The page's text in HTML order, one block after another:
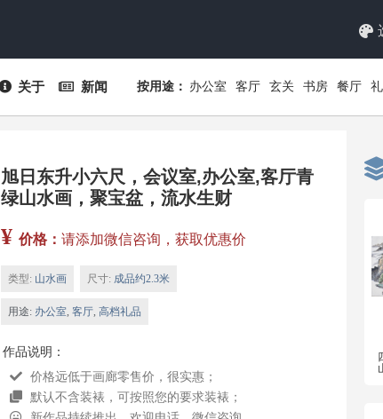
关于 新闻 按用途： 办公室 客厅 玄关 书房 餐厅
旭日东升小六尺，会议室,办公室,客厅青
绿山水画，聚宝盆，流水生财
¥ 价格： 请添加微信咨询，获取优惠价
类型: 山水画 尺寸: 成品约2.3米
用途: 办公室 客厅 高档礼品
作品说明：
价格远低于画廊零售价，很实惠；
默认不含装裱，可按照您的要求装裱；